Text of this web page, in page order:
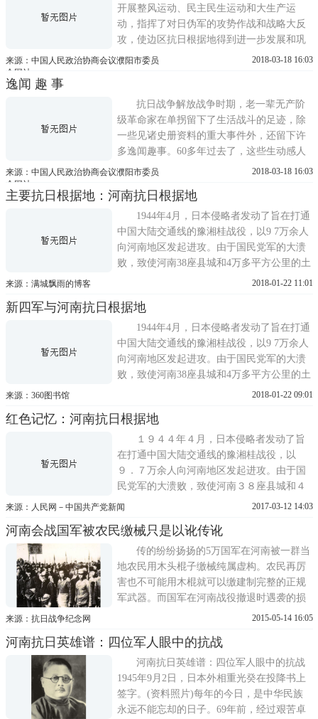
各抗日根据地根据中央向河南敌后
开展整风运动、民主民生运动和大生产运
动，指挥了对日伪军的攻势作战和战略大反
攻，使边区抗日根据地得到进一步发展和巩
固，领导着东至津浦、南跨陇海、西临平
日根据地，联系着华北、华东、太行和大后
方延安，成为我党指挥抗日战争最为...
来源：中国人民政治协商会议濮阳市委员
会网站
2018-03-18 16:03
逸闻 趣 事
抗日战争解放战争时期，老一辈无产阶
级革命家在单拐留下了生活战斗的足迹，除
一些见诸史册资料的重大事件外，还留下许
多逸闻趣事。60多年过去了，这些生动感人
的小故事，仍在单拐代代相传，成为宝贵的
鲁豫军区和中共平原分局未来单拐之前，曾
派遣工作队考察了解单拐村周边的政治、经
济、人口、自然环境等情况，对群...
来源：中国人民政治协商会议濮阳市委员
会网站
2018-03-18 16:03
主要抗日根据地：河南抗日根据地
1944年4月，日本侵略者发动了旨在打通
中国大陆交通线的豫湘桂战役，以9 7万余人
向河南地区发起进攻。由于国民党军的大溃
败，致使河南38座县城和4万多平方公里的土
地被日军侵占。对此，中共中央发出指示，
装，建立根据地。6月23日，刘少奇、陈毅电
示新四军：今后发展方向应该确定向河南发
展，完成绾毂中原的战略任务...
来源：满城飘雨的博客 2018-01-22 11:01
新四军与河南抗日根据地
1944年4月，日本侵略者发动了旨在打通
中国大陆交通线的豫湘桂战役，以9 7万余人
向河南地区发起进攻。由于国民党军的大溃
败，致使河南38座县城和4万多平方公里的土
地被日军侵占。对此，中共中央发出指示，
装，建立根据地。6月23日，刘少奇、陈毅电
示新四军：今后发展方向应该确定向河南发
展，完成绾毂中原的战略任务...
来源：360图书馆 2018-01-22 09:01
红色记忆：河南抗日根据地
１９４４年４月，日本侵略者发动了旨
在打通中国大陆交通线的豫湘桂战役，以
９．７万余人向河南地区发起进攻。由于国
民党军的大溃败，致使河南３８座县城和４
万多平方公里的土地被日军侵占。对此，中
来源：人民网－中国共产党新闻 2017-03-12 14:03
河南会战国军被农民缴械只是以讹传讹
传的纷纷扬扬的5万国军在河南被一群当
地农民用木头棍子缴械纯属虚构。农民再厉
害也不可能用木棍就可以缴建制完整的正规
军武器。而国军在河南战役撤退时遇袭的损
失也并不是很大，大约在2000人左右。参加
方武装。而这些武装无论是谁，无论是北洋
军，国军，河南地方军还是中共领导的军
队。只要看起来，有便宜可占就放...
来源：抗日战争纪念网 2015-05-14 16:05
河南抗日英雄谱：四位军人眼中的抗战
河南抗日英雄谱：四位军人眼中的抗战
1945年9月2日，日本外相重光癸在投降书上
签字。(资料照片)每年的今日，是中华民族
永远不能忘却的日子。69年前，经过艰苦卓